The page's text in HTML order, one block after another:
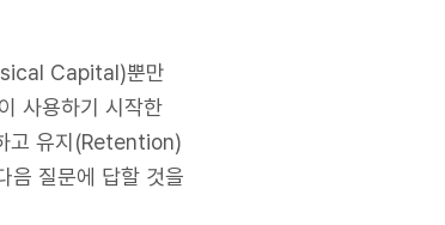
Capital)뿐만
사용하기 시작한
고 유지(Retention)
음 질문에 답할 것을